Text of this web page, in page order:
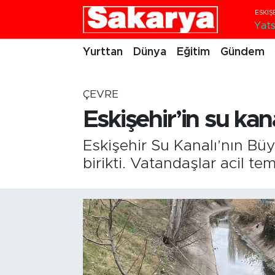
Yurttan Dünya Eğitim Gündem
ÇEVRE
Eskişehir’in su
Eskişehir Su Kanalı’nın
birikti. Vatandaşlar acil
Eskişehirspor
Kültür Sanat
Eskişehir Nöbetçi Eczaneler
Eskişehir Namaz Vakitleri
Eskişehir Trafik Yoğunluk Haritası
Süper Lig Puan Durumu ve Fikstür
Tüm Manşetler
Son Dakika Haberleri
Haber Arşivi